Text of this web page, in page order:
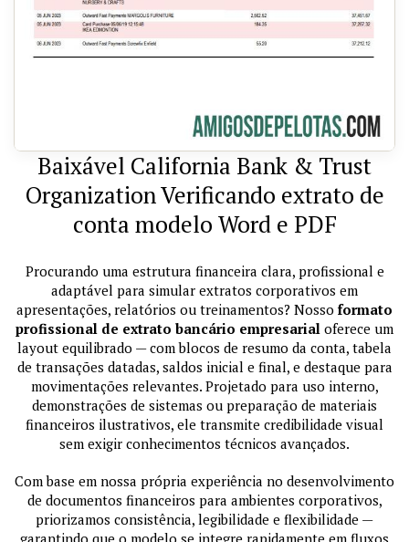
Baixável California Bank & Trust
Organization Verificando extrato de
conta modelo Word e PDF
Procurando uma estrutura financeira clara, profissional e
adaptável para simular extratos corporativos em
apresentações, relatórios ou treinamentos? Nosso formato
profissional de extrato bancário empresarial oferece um
layout equilibrado — com blocos de resumo da conta, tabela
de transações datadas, saldos inicial e final, e destaque para
movimentações relevantes. Projetado para uso interno,
demonstrações de sistemas ou preparação de materiais
financeiros ilustrativos, ele transmite credibilidade visual
sem exigir conhecimentos técnicos avançados.
Com base em nossa própria experiência no desenvolvimento
de documentos financeiros para ambientes corporativos,
priorizamos consistência, legibilidade e flexibilidade —
garantindo que o modelo se integre rapidamente em fluxos